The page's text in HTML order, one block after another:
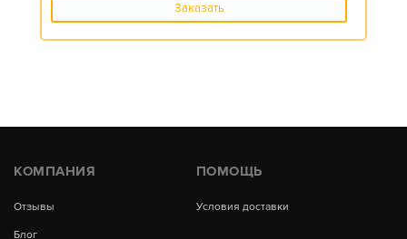
Заказать
КОМПАНИЯ
Отзывы
Блог
ПОМОЩЬ
Условия доставки